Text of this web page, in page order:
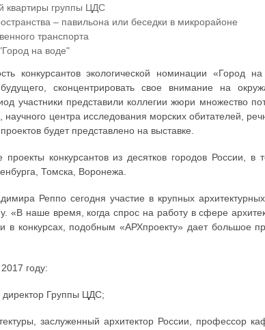
квартиры группы ЦДС
– павильона или беседки в микрорайоне
транспорта
на воде"
конкурсантов экологической номинации «Город
будущего, сконцентрировать свое внимание на
участники представили коллегии жюри множество
центра исследования морских обитателей,
будет представлено на выставке.
конкурсантов из десятков городов России, в
Томска, Воронежа.
Реппо сегодня участие в крупных
«В наше время, когда спрос на работу в сфере
в конкурсах, подобным «АРХпроекту» дает большое
году:
Группы ЦДС;
заслуженный архитектор России, профессор